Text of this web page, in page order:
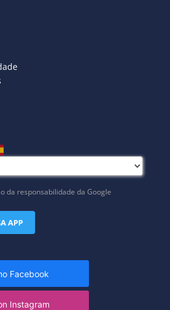
da responsabilidade da Google
APP
Facebook
Instagram